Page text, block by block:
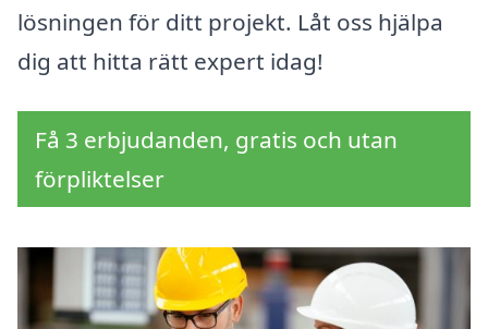
lösningen för ditt projekt. Låt oss hjälpa
dig att hitta rätt expert idag!
Få 3 erbjudanden, gratis och utan
förpliktelser